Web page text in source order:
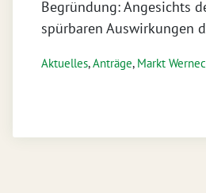
Begründung: Angesichts
spürbaren Auswirkungen
Aktuelles,Anträge, Markt